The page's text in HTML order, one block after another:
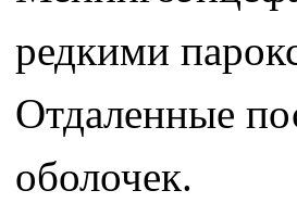
редкими
Отдаленные
оболочек.